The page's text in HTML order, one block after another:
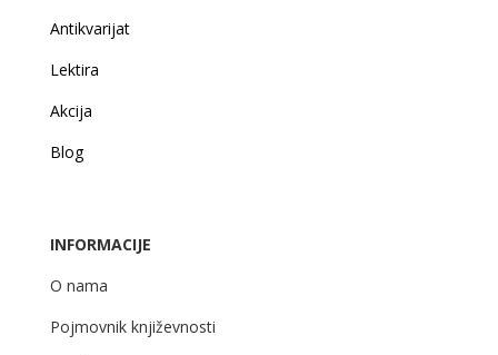
Antikvarijat
Lektira
Akcija
Blog
INFORMACIJE
O nama
Pojmovnik književnosti